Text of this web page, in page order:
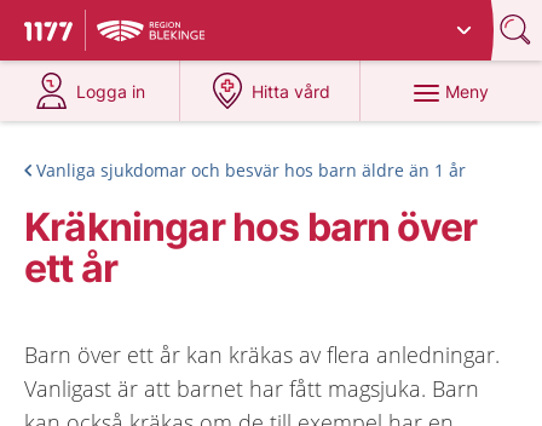
Till startsidan för 1177
Du har valt region
Logga in
på 1177.se
Hitta vård
på 1177.se
Meny
Vanliga sjukdomar och besvär hos barn äldre än 1 år
Kräkningar hos barn över
ett år
Barn över ett år kan kräkas av flera anledningar.
Vanligast är att barnet har fått magsjuka. Barn